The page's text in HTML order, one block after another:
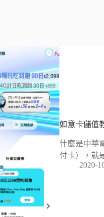
如意卡儲值
什麼是中華
付卡），就
2020-